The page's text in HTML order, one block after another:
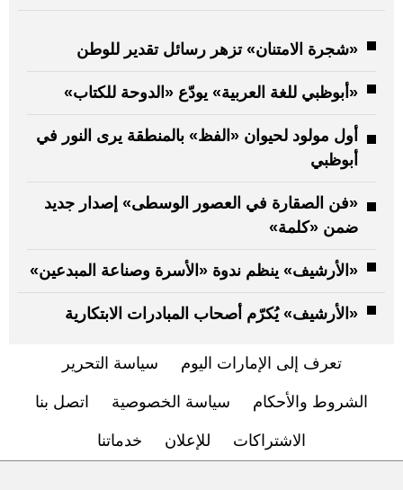
«شجرة الامتنان» تزهر رسائل تقدير للوطن
«أبوظبي للغة العربية» يودّع «الدوحة للكتاب»
أول مولود لحيوان «الفظ» بالمنطقة يرى النور في
أبوظبي
«فن الصقارة في العصور الوسطى» إصدار جديد
ضمن «كلمة»
«الأرشيف» ينظم ندوة «الأسرة وصناعة المبدعين»
«الأرشيف» يُكرّم أصحاب المبادرات الابتكارية
تعرف إلى الإمارات اليوم سياسة التحرير
الشروط والأحكام سياسة الخصوصية اتصل بنا
الاشتراكات للإعلان خدماتنا